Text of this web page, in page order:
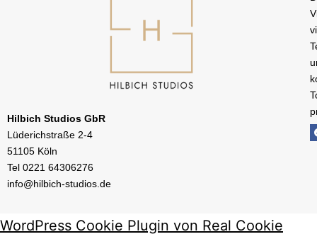
Hilbich Studios GbR
Lüderichstraße 2-4
51105 Köln
Tel 0221 64306276
info@hilbich-studios.de
WordPress Cookie Plugin von Real Cookie